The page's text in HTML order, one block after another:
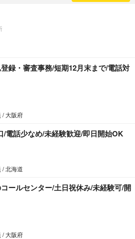
録・審査事務/短期12月末まで/電話対
/ 大阪府
/電話少なめ/未経験歓迎/即日開始OK
/ 北海道
ールセンター/土日祝休み/未経験可/開
/ 大阪府